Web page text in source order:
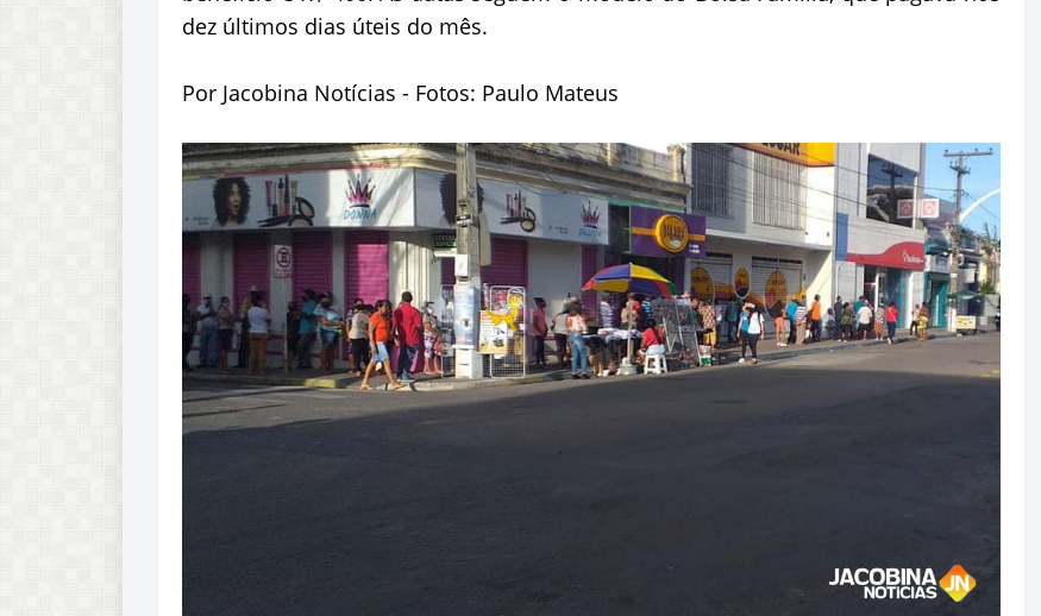
dez últimos dias úteis do mês.
Por Jacobina Notícias - Fotos: Paulo Mateus